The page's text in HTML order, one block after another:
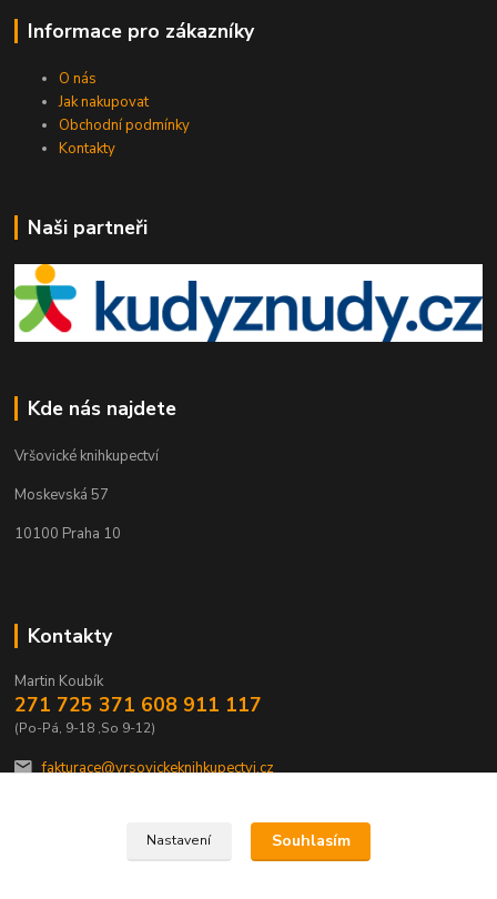
Informace pro zákazníky
O nás
Jak nakupovat
Obchodní podmínky
Kontakty
Naši partneři
Kde nás najdete
Vršovické knihkupectví
Moskevská 57
10100 Praha 10
Kontakty
Martin Koubík
271 725 371 608 911 117
(Po-Pá, 9-18 ,So 9-12)
fakturace@vrsovickeknihkupectvi.cz
Nastavení Souhlasím